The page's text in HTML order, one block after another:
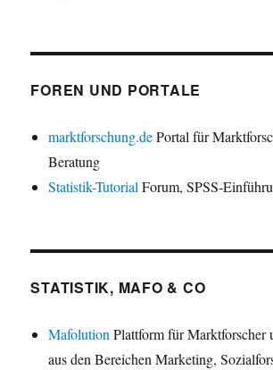
FOREN UND PORTALE
marktforschung.dePortal für
Beratung
Statistik-Tutorial Forum, SPSS-
STATISTIK, MAFO & CO
Mafolution Plattform für Marktforscher
aus den Bereichen Marketing,